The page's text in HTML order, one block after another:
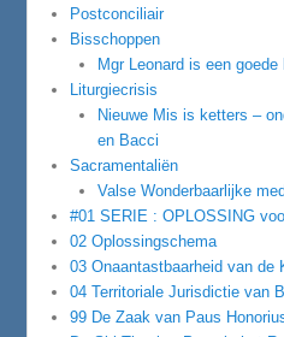
Postconciliair
Bisschoppen
Mgr Leonard is een
Liturgiecrisis
Nieuwe Mis is ketters –
en Bacci
Sacramentaliën
Valse Wonderbaarlijke
#01 SERIE : OPLOSSING
02 Oplossingschema
03 Onaantastbaarheid van de
04 Territoriale Jurisdictie van
99 De Zaak van Paus